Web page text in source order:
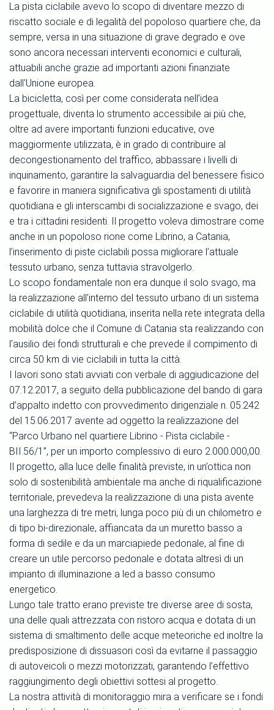
La pista ciclabile avevo lo scopo di diventare mezzo di
riscatto sociale e di legalità del popoloso quartiere che, da
sempre, versa in una situazione di grave degrado e ove
sono ancora necessari interventi economici e culturali,
attuabili anche grazie ad importanti azioni finanziate
dall'Unione europea.
La bicicletta, così per come considerata nell’idea
progettuale, diventa lo strumento accessibile ai più che,
oltre ad avere importanti funzioni educative, ove
maggiormente utilizzata, è in grado di contribuire al
decongestionamento del traffico, abbassare i livelli di
inquinamento, garantire la salvaguardia del benessere fisico
e favorire in maniera significativa gli spostamenti di utilità
quotidiana e gli interscambi di socializzazione e svago, dei
e tra i cittadini residenti. Il progetto voleva dimostrare come
anche in un popoloso rione come Librino, a Catania,
l’inserimento di piste ciclabili possa migliorare l’attuale
tessuto urbano, senza tuttavia stravolgerlo.
Lo scopo fondamentale non era dunque il solo svago, ma
la realizzazione all’interno del tessuto urbano di un sistema
ciclabile di utilità quotidiana, inserita nella rete integrata della
mobilità dolce che il Comune di Catania sta realizzando con
l'ausilio dei fondi strutturali e che prevede il compimento di
circa 50 km di vie ciclabili in tutta la città.
I lavori sono stati avviati con verbale di aggiudicazione del
07.12.2017, a seguito della pubblicazione del bando di gara
d’appalto indetto con provvedimento dirigenziale n. 05.242
del 15.06.2017 avente ad oggetto la realizzazione del
“Parco Urbano nel quartiere Librino - Pista ciclabile -
BII.56/1”, per un importo complessivo di euro 2.000.000,00.
Il progetto, alla luce delle finalità previste, in un’ottica non
solo di sostenibilità ambientale ma anche di riqualificazione
territoriale, prevedeva la realizzazione di una pista avente
una larghezza di tre metri, lunga poco più di un chilometro e
di tipo bi-direzionale, affiancata da un muretto basso a
forma di sedile e da un marciapiede pedonale, al fine di
creare un utile percorso pedonale e dotata altresì di un
impianto di illuminazione a led a basso consumo
energetico.
Lungo tale tratto erano previste tre diverse aree di sosta,
una delle quali attrezzata con ristoro acqua e dotata di un
sistema di smaltimento delle acque meteoriche ed inoltre la
predisposizione di dissuasori così da evitarne il passaggio
di autoveicoli o mezzi motorizzati, garantendo l’effettivo
raggiungimento degli obiettivi sottesi al progetto.
La nostra attività di monitoraggio mira a verificare se i fondi